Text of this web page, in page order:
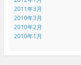
2011年3月
2010年3月
2010年2月
2010年1月